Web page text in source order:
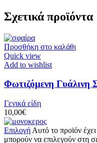
Σχετικά προϊόντα
Προσθήκη στο καλάθι
Quick view
Add to wishlist
Φωτιζόμενη Γυάλινη
Γενικά είδη
10,00€
Επιλογή Αυτό το προϊόν
μπορούν να επιλεγούν στη